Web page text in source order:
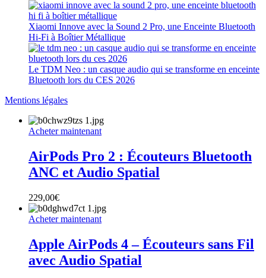
Xiaomi Innove avec la Sound 2 Pro, une Enceinte Bluetooth
Hi-Fi à Boîtier Métallique
Le TDM Neo : un casque audio qui se transforme en enceinte
Bluetooth lors du CES 2026
Mentions légales
Acheter maintenant
AirPods Pro 2 : Écouteurs Bluetooth
ANC et Audio Spatial
229,00€
Acheter maintenant
Apple AirPods 4 – Écouteurs sans Fil
avec Audio Spatial